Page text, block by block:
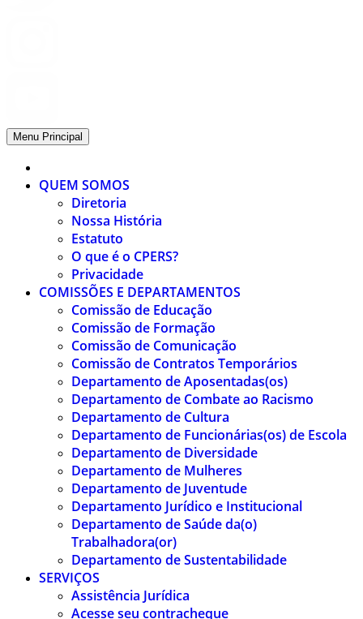
Menu Principal
QUEM SOMOS
Diretoria
Nossa História
Estatuto
O que é o CPERS?
Privacidade
COMISSÕES E DEPARTAMENTOS
Comissão de Educação
Comissão de Formação
Comissão de Comunicação
Comissão de Contratos Temporários
Departamento de Aposentadas(os)
Departamento de Combate ao Racismo
Departamento de Cultura
Departamento de Funcionárias(os) de Escola
Departamento de Diversidade
Departamento de Mulheres
Departamento de Juventude
Departamento Jurídico e Institucional
Departamento de Saúde da(o)
Trabalhadora(or)
Departamento de Sustentabilidade
SERVIÇOS
Assistência Jurídica
Acesse seu contracheque